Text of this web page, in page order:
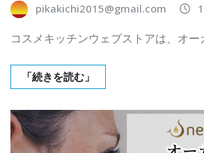
pikakichi2015@gmail.com
コスメキッチンウェブストアは、オ
「続きを読む」